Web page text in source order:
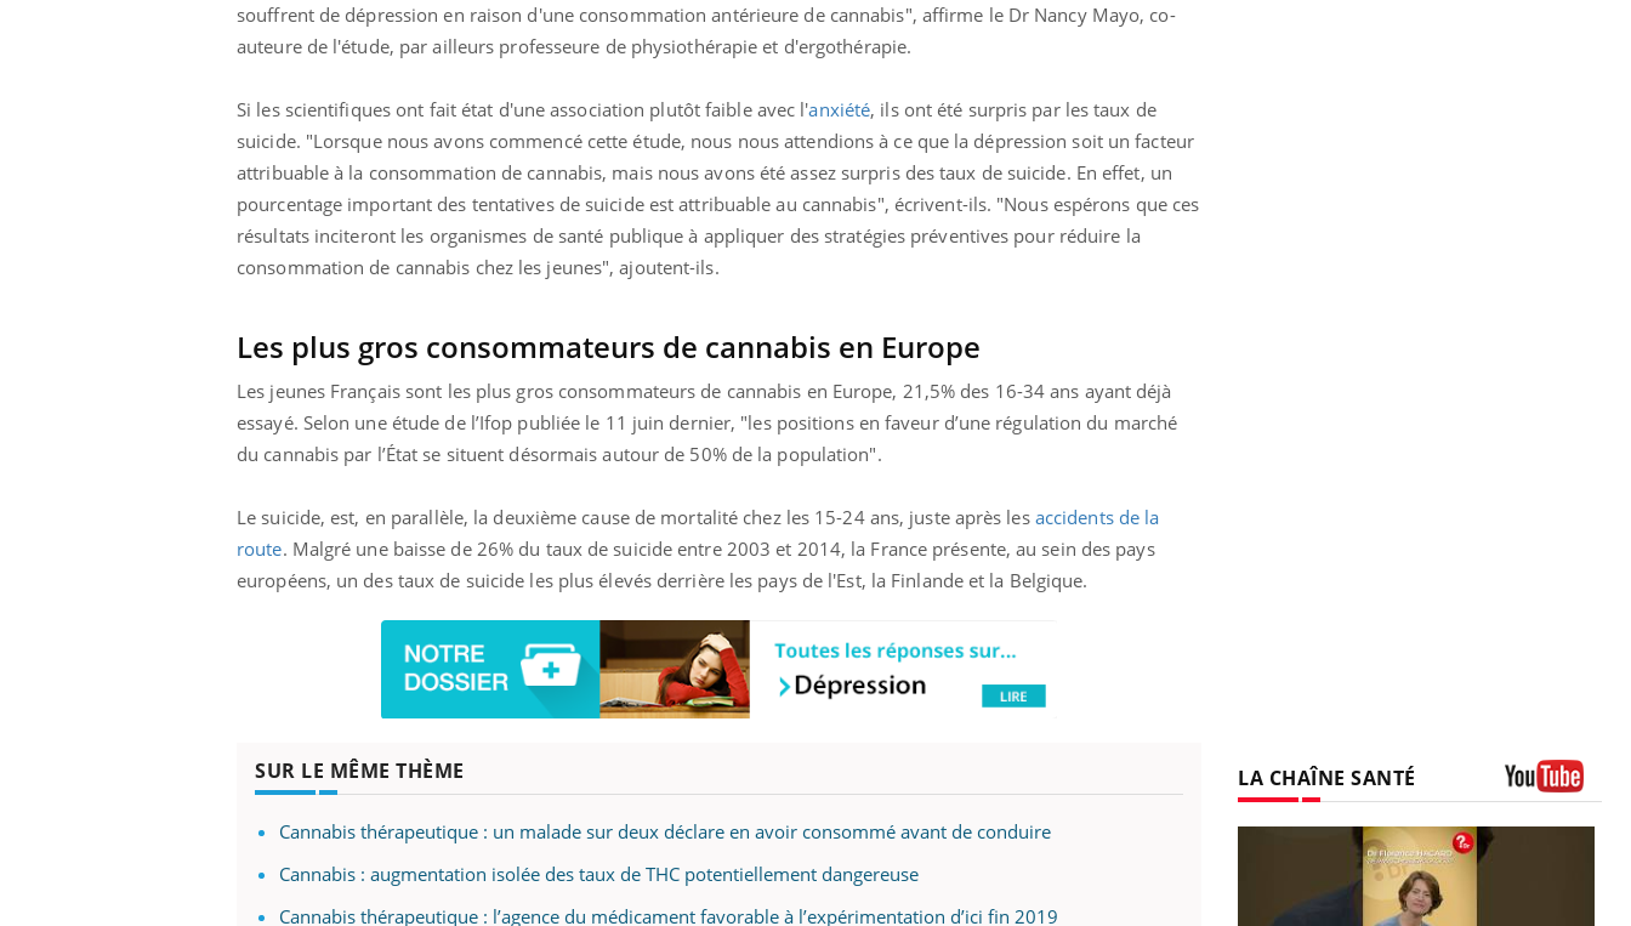
souffrent de dépression en raison d'une consommation antérieure de cannabis", affirme le Dr Nancy Mayo, co-
auteure de l'étude, par ailleurs professeure de physiothérapie et d'ergothérapie.
Si les scientifiques ont fait état d'une association plutôt faible avec l'anxiété, ils ont été surpris par les taux de
suicide. "Lorsque nous avons commencé cette étude, nous nous attendions à ce que la dépression soit un facteur
attribuable à la consommation de cannabis, mais nous avons été assez surpris des taux de suicide. En effet, un
pourcentage important des tentatives de suicide est attribuable au cannabis", écrivent-ils. "Nous espérons que ces
résultats inciteront les organismes de santé publique à appliquer des stratégies préventives pour réduire la
consommation de cannabis chez les jeunes", ajoutent-ils.
Les plus gros consommateurs de cannabis en Europe
Les jeunes Français sont les plus gros consommateurs de cannabis en Europe, 21,5% des 16-34 ans ayant déjà
essayé. Selon une étude de l’Ifop publiée le 11 juin dernier, "les positions en faveur d’une régulation du marché
du cannabis par l’État se situent désormais autour de 50% de la population".
Le suicide, est, en parallèle, la deuxième cause de mortalité chez les 15-24 ans, juste après les accidents de la
route. Malgré une baisse de 26% du taux de suicide entre 2003 et 2014, la France présente, au sein des pays
européens, un des taux de suicide les plus élevés derrière les pays de l'Est, la Finlande et la Belgique.
SUR LE MÊME THÈME
Cannabis thérapeutique : un malade sur deux déclare en avoir consommé avant de conduire
Cannabis : augmentation isolée des taux de THC potentiellement dangereuse
Cannabis thérapeutique : l’agence du médicament favorable à l’expérimentation d’ici fin 2019
LA CHAÎNE SANTÉ